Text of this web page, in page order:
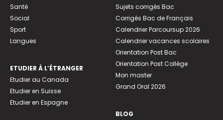
Santé
Social
Sport
Langues
ETUDIER À L’ÉTRANGER
Etudier au Canada
Etudier en Suisse
Etudier en Espagne
Sujets corrigés Bac
Corrigés Bac de Français
Calendrier Parcoursup 2026
Calendrier vacances scolaires
Orientation Post Bac
Orientation Post Collège
Mon master
Grand Oral 2026
BLOG